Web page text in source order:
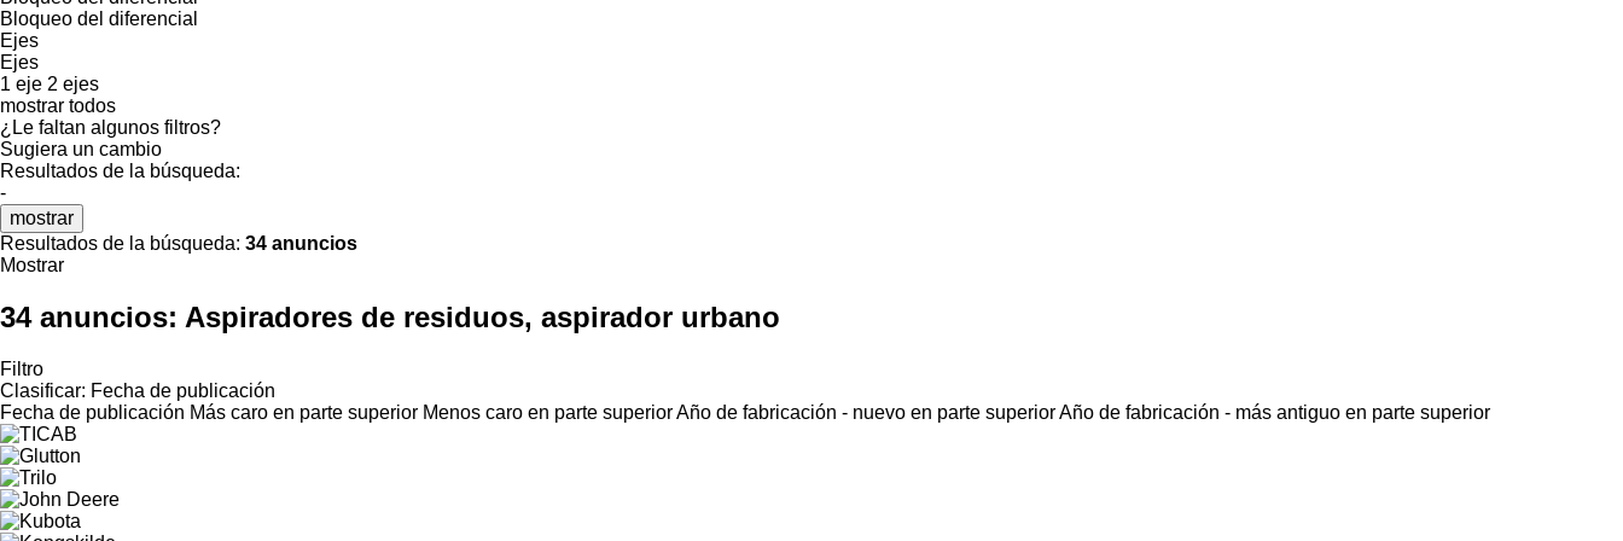
Bloqueo del diferencial
Ejes
Ejes
1 eje 2 ejes
mostrar todos
¿Le faltan algunos filtros?
Sugiera un cambio
Resultados de la búsqueda:
-
mostrar
Resultados de la búsqueda: 34 anuncios
Mostrar
34 anuncios: Aspiradores de residuos, aspirador urbano
Filtro
Clasificar: Fecha de publicación
Fecha de publicación Más caro en parte superior Menos caro en parte superiorAño de fabricación - nuevo en parte superiorAño de fabricación - más antiguo en parte superior